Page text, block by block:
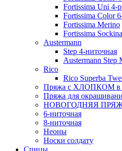
Fortissima Uni 4-
Fortissima Color
Fortissima Merino
Fortissima
Austermann
Step 4-ниточная
Austermann Step
Rico
Rico Superba
Пряжа с ХЛОПКОМ в
Пряжа для
НОВОГОДНЯЯ
6-ниточная
8-ниточная
Неоны
Носки солдату
Спицы